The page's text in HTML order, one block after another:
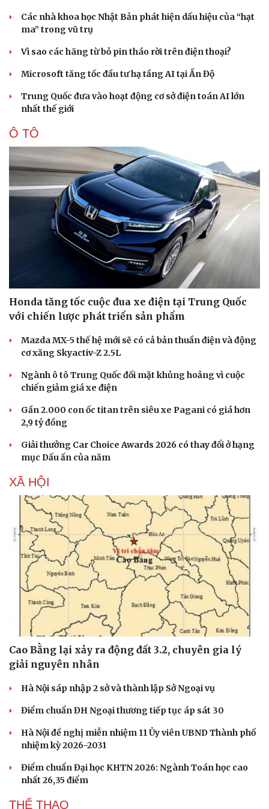
Văn hóa
Sân khấu - Điện ảnh
Văn học
Âm nhạc
Di sản
Giải trí
Các nhà khoa học Nhật Bản phát hiện dấu hiệu của “hạt
ma” trong vũ trụ
Vì sao các hãng từ bỏ pin tháo rời trên điện thoại?
Microsoft tăng tốc đầu tư hạ tầng AI tại Ấn Độ
Trung Quốc đưa vào hoạt động cơ sở điện toán AI lớn
nhất thế giới
Ô TÔ
Honda tăng tốc cuộc đua xe điện tại Trung Quốc
với chiến lược phát triển sản phẩm
Mazda MX-5 thế hệ mới sẽ có cả bản thuần điện và động
cơ xăng Skyactiv-Z 2.5L
Ngành ô tô Trung Quốc đối mặt khủng hoảng vì cuộc
chiến giảm giá xe điện
Gần 2.000 con ốc titan trên siêu xe Pagani có giá hơn
2,9 tỷ đồng
Giải thưởng Car Choice Awards 2026 có thay đổi ở hạng
mục Dấu ấn của năm
XÃ HỘI
Cao Bằng lại xảy ra động đất 3.2, chuyên gia lý
giải nguyên nhân
Hà Nội sáp nhập 2 sở và thành lập Sở Ngoại vụ
Điểm chuẩn ĐH Ngoại thương tiếp tục áp sát 30
Hà Nội đề nghị miễn nhiệm 11 Ủy viên UBND Thành phố
nhiệm kỳ 2026-2031
Điểm chuẩn Đại học KHTN 2026: Ngành Toán học cao
nhất 26,35 điểm
THỂ THAO